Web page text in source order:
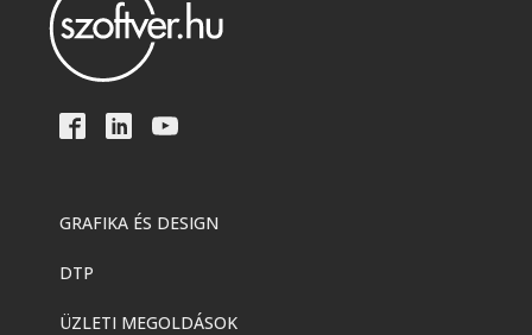
GRAFIKA ÉS DESIGN
DTP
ÜZLETI MEGOLDÁSOK